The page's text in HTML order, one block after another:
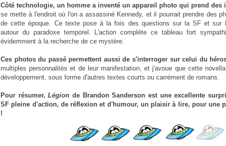
Côté technologie, un homme a inventé un appareil photo qui prend des
se mette à l'endroit où l'on a assassiné Kennedy, et il pourrait prendre des
de cette époque. Ce texte pose à la fois des questions sur la SF et sur
autour du paradoxe temporel. L'action complète ce tableau fort
évidemment à la recherche de ce mystère.
Ces photos du passé permettent aussi de s'interroger sur celui du
multiples personnalités et de leur manifestation, et j'avoue que cette
développement, sous forme d'autres textes courts ou carrément de romans.
Pour résumer,Légion de Brandon Sanderson est une excellente
SF pleine d'action, de réflexion et d'humour, un plaisir à lire, pour une
!